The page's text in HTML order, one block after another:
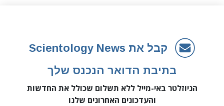
קבל את Scientology News
בתיבת הדואר הנכנס שלך
הניוזלטר באי-מייל ללא תשלום שכולל את החדשות
והעדכונים האחרונים שלנו